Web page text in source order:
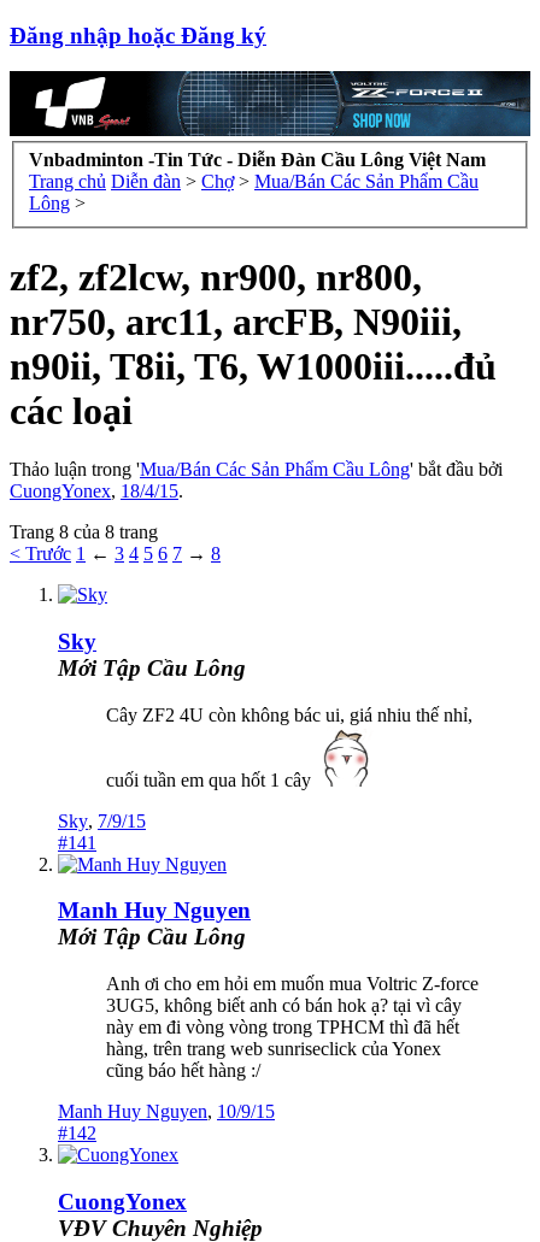
Đăng nhập hoặc Đăng ký
Vnbadminton -Tin Tức - Diễn Đàn Cầu Lông Việt Nam
Trang chủ Diễn đàn > Chợ > Mua/Bán Các Sản Phẩm Cầu
Lông >
zf2, zf2lcw, nr900, nr800,
nr750, arc11, arcFB, N90iii,
n90ii, T8ii, T6, W1000iii.....đủ
các loại
Thảo luận trong 'Mua/Bán Các Sản Phẩm Cầu Lông' bắt đầu bởi
CuongYonex, 18/4/15.
Trang 8 của 8 trang
< Trước 1 ← 3 4 5 6 7 → 8
Sky
Mới Tập Cầu Lông
Cây ZF2 4U còn không bác ui, giá nhiu thế nhỉ,
cuối tuần em qua hốt 1 cây
Sky, 7/9/15
#141
Manh Huy Nguyen
Mới Tập Cầu Lông
Anh ơi cho em hỏi em muốn mua Voltric Z-force
3UG5, không biết anh có bán hok ạ? tại vì cây
này em đi vòng vòng trong TPHCM thì đã hết
hàng, trên trang web sunriseclick của Yonex
cũng báo hết hàng :/
Manh Huy Nguyen, 10/9/15
#142
CuongYonex
VĐV Chuyên Nghiệp